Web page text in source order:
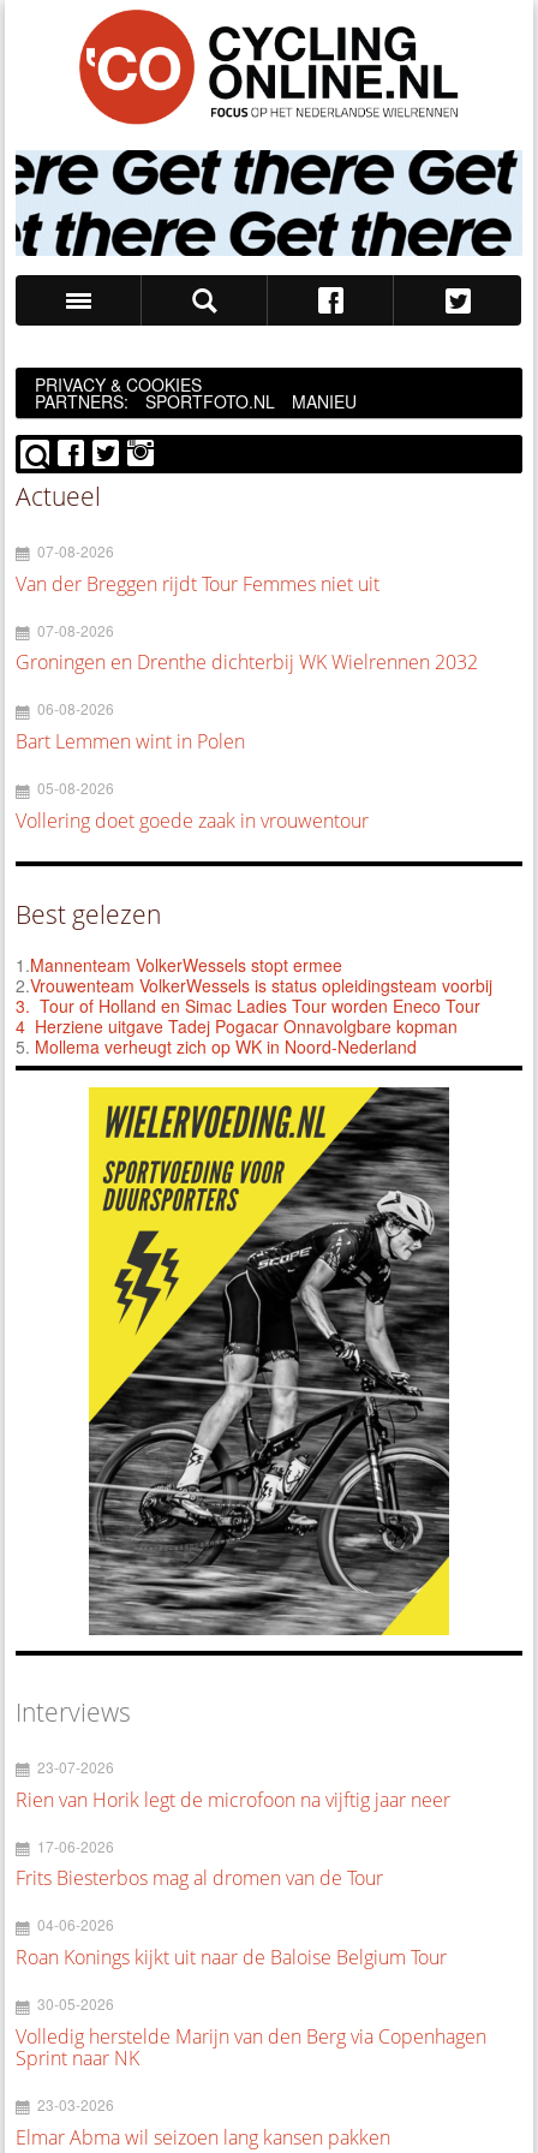
PRIVACY & COOKIES
PARTNERS: SPORTFOTO.NL MANIEU
Actueel
07-08-2026
Van der Breggen rijdt Tour Femmes niet uit
07-08-2026
Groningen en Drenthe dichterbij WK Wielrennen 2032
06-08-2026
Bart Lemmen wint in Polen
05-08-2026
Vollering doet goede zaak in vrouwentour
Best gelezen
1.Mannenteam VolkerWessels stopt ermee
2.Vrouwenteam VolkerWessels is status opleidingsteam voorbij
3. Tour of Holland en Simac Ladies Tour worden Eneco Tour
4 Herziene uitgave Tadej Pogacar Onnavolgbare kopman
5. Mollema verheugt zich op WK in Noord-Nederland
Interviews
23-07-2026
Rien van Horik legt de microfoon na vijftig jaar neer
17-06-2026
Frits Biesterbos mag al dromen van de Tour
04-06-2026
Roan Konings kijkt uit naar de Baloise Belgium Tour
30-05-2026
Volledig herstelde Marijn van den Berg via Copenhagen
Sprint naar NK
23-03-2026
Elmar Abma wil seizoen lang kansen pakken